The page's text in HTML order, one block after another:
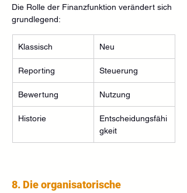
Die Rolle der Finanzfunktion verändert sich
grundlegend:
Klassisch Neu
Reporting Steuerung
Bewertung Nutzung
Historie
Entscheidungsfähi
gkeit
8. Die organisatorische